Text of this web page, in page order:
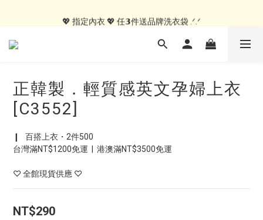
💖 指定內衣 💖 任𝟯件送品牌洗衣袋 .ᐟ.ᐟ
🍑內褲自由配🍑 3件499, 10件79折免運
正韓製．輕質感英文孕婦上衣
[C3552]
❙   百搭上衣・2件500
台灣滿NT$1200免運  |  港澳滿NT$3500免運
♡ 全館現貨供應 ♡
NT$290